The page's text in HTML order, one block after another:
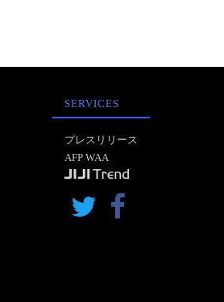
SERVICES
プレスリリース
AFP WAA